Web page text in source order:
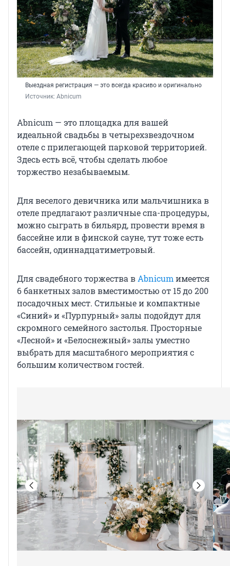
Выездная регистрация — это всегда красиво и оригинально
Источник: Abnicum
Abnicum — это площадка для вашей
идеальной свадьбы в четырехзвездочном
отеле с прилегающей парковой территорией.
Здесь есть всё, чтобы сделать любое
торжество незабываемым.
Для веселого девичника или мальчишника в
отеле предлагают различные спа-процедуры,
можно сыграть в бильярд, провести время в
бассейне или в финской сауне, тут тоже есть
бассейн, одиннадцатиметровый.
Для свадебного торжества в Abnicum имеется
6 банкетных залов вместимостью от 15 до 200
посадочных мест. Стильные и компактные
«Синий» и «Пурпурный» залы подойдут для
скромного семейного застолья. Просторные
«Лесной» и «Белоснежный» залы уместно
выбрать для масштабного мероприятия с
большим количеством гостей.